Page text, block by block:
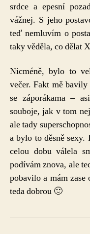
srdce a epesní
vážnej. S jeho
teď nemluvím o
taky věděla, co dělat
Nicméně, bylo to
večer. Fakt mě
se záporákama –
souboje, jak v tom
ale tady
a bylo to děsně sexy.
celou dobu válela
podívám znova, ale
pobavilo a mám
teda dobrou 🙂